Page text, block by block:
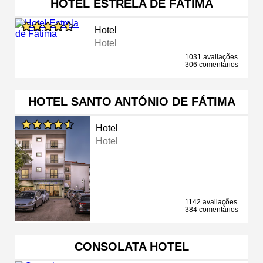
HOTEL ESTRELA DE FÁTIMA
Hotel
Hotel
1031 avaliações
306 comentários
HOTEL SANTO ANTÓNIO DE FÁTIMA
Hotel
Hotel
1142 avaliações
384 comentários
CONSOLATA HOTEL